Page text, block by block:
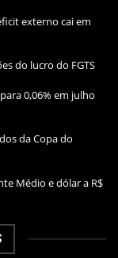
externo cai em
do lucro do FGTS
0,06% em julho
da Copa do
Médio e dólar a R$